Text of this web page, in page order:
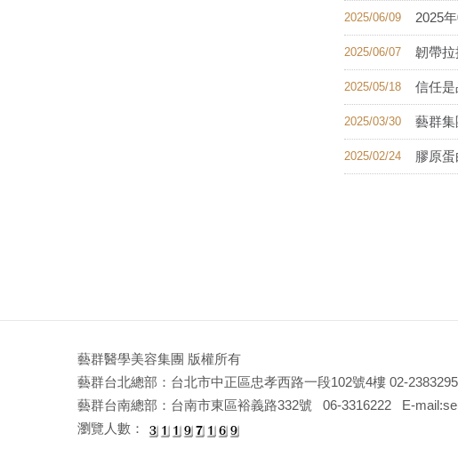
2025/06/09 2025
2025/06/07 韌帶
2025/05/18 信任
2025/03/30 藝群
2025/02/24 膠原
藝群醫學美容集團 版權所有
藝群台北總部：台北市中正區忠孝西路一段102號4樓 02-
藝群台南總部：台南市東區裕義路332號 06-3316222 E-
瀏覽人數：